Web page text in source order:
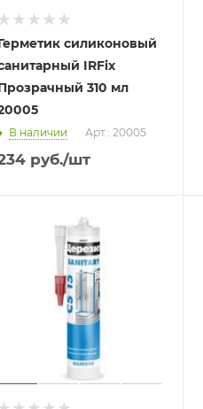
силиконовый
IRFix
310 мл
В наличии Арт.: 20005
руб./шт